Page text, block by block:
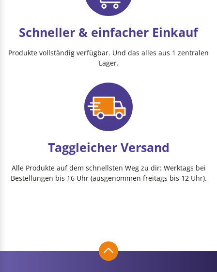
Schneller & einfacher Einkauf
Produkte vollständig verfügbar. Und das alles aus 1 zentralen
Lager.
Taggleicher Versand
Alle Produkte auf dem schnellsten Weg zu dir: Werktags bei
Bestellungen bis 16 Uhr (ausgenommen freitags bis 12 Uhr).